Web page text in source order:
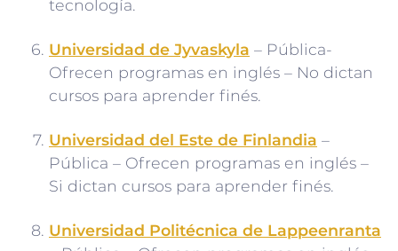
tecnología.
Universidad de Jyvaskyla – Pública-
Ofrecen programas en inglés – No dictan
cursos para aprender finés.
Universidad del Este de Finlandia –
Pública – Ofrecen programas en inglés –
Si dictan cursos para aprender finés.
Universidad Politécnica de Lappeenranta